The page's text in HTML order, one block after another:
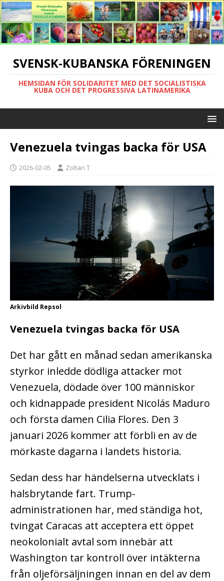
SVENSK-KUBANSKA FÖRENINGEN
HEMSIDAN FÖR SOLIDARITET MED DET SOCIALISTISKA
KUBA OCH DET PROGRESSIVA LATINAMERIKA
Venezuela tvingas backa för USA
2026-02-05 Zoltan T
Arkivbild Repsol
Venezuela tvingas backa för USA
Det har gått en månad sedan amerikanska
styrkor inledde dödliga attacker mot
Venezuela, dödade över 100 människor
och kidnappade president Nicolás Maduro
och första damen Cilia Flores. Den 3
januari 2026 kommer att förbli en av de
mörkaste dagarna i landets historia.
Sedan dess har händelserna utvecklats i
halsbrytande fart. Trump-
administrationen har, med ständiga hot,
tvingat Caracas att acceptera ett öppet
neokolonialt avtal som innebär att
Washington tar kontroll över intäkterna
från oljeförsäljningen innan en del av dem